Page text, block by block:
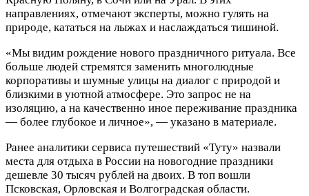
направлениях, отмечают эксперты, можно гулять на
природе, кататься на лыжах и наслаждаться тишиной.
«Мы видим рождение нового праздничного ритуала. Все
больше людей стремятся заменить многолюдные
корпоративы и шумные улицы на диалог с природой и
близкими в уютной атмосфере. Это запрос не на
изоляцию, а на качественно иное переживание праздника
— более глубокое и личное», — указано в материале.
Ранее аналитики сервиса путешествий «Туту» назвали
места для отдыха в России на новогодние праздники
дешевле 30 тысяч рублей на двоих. В топ вошли
Псковская, Орловская и Волгоградская области.